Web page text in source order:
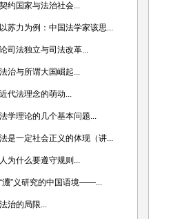
约国家与法治社会...
苏力为例：中国法学家该思...
司法独立与司法改革...
治与所谓大国崛起...
代法理念的萌动...
学理论的几个基本问题...
是一定社会正义的体现（讲...
为什么要遵守规则...
”义研究的中国语境——...
治的局限...